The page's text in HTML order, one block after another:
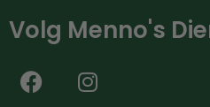
Volg Menno's